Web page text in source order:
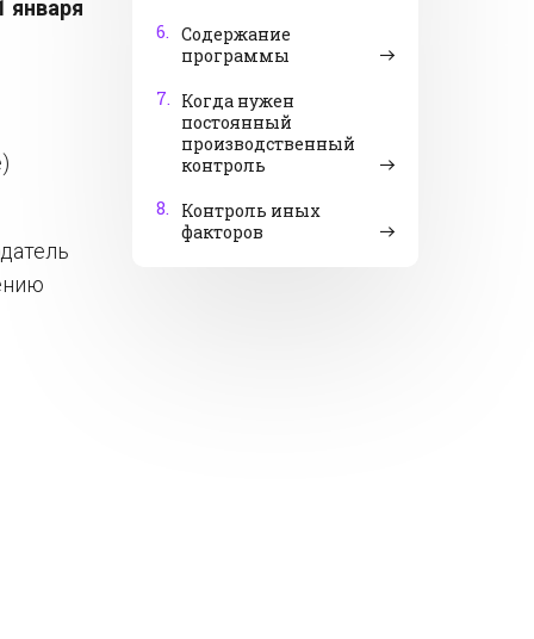
6. Содержание
программы
7. Когда нужен
постоянный
производственный
контроль
8.
Контроль иных
факторов
января